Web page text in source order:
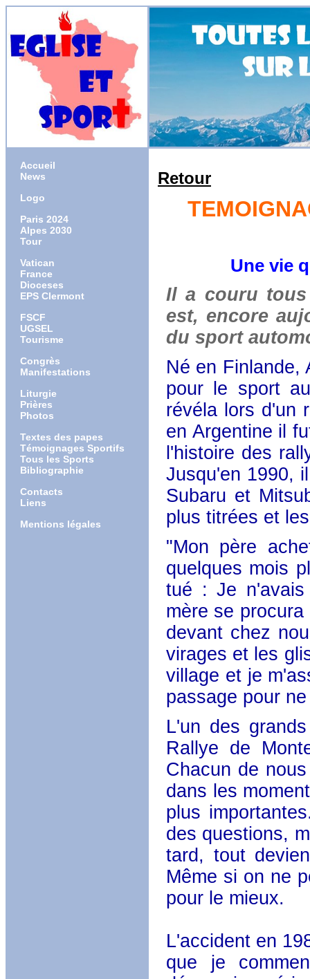
Accueil
News
Logo
Paris 2024
Alpes 2030
Tour
Vatican
France
Dioceses
EPS Clermont
FSCF
UGSEL
Tourisme
Congrès
Manifestations
Liturgie
Prières
Photos
Textes des papes
Témoignages Sportifs
Tous les Sports
Bibliographie
Contacts
Liens
Mentions légales
Retour
Une vie
Il a couru
est, encore
du sport
Né en Finlande,
pour le sport
révéla lors d'un
en Argentine il
l'histoire des
Jusqu'en 1990,
Subaru et
plus titrées et
"Mon père
quelques mois
tué : Je
mère se
devant chez
virages et les
village et je
passage pour
L'un des
Rallye de
Chacun de
dans les
plus
des questions,
tard, tout
Même si on ne
pour le mieux.
L'accident en
que je